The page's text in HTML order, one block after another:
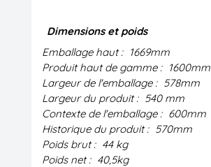
Dimensions et poids
Emballage haut : 1669mm
Produit haut de gamme : 1600mm
Largeur de l'emballage : 578mm
Largeur du produit : 540 mm
Contexte de l'emballage : 600mm
Historique du produit : 570mm
Poids brut : 44 kg
Poids net : 40,5kg